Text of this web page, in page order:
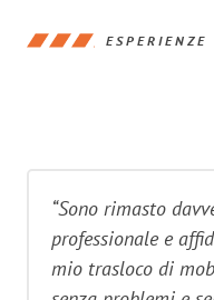
ESPERIENZE
“Sono rimasto
professionale e
mio trasloco di